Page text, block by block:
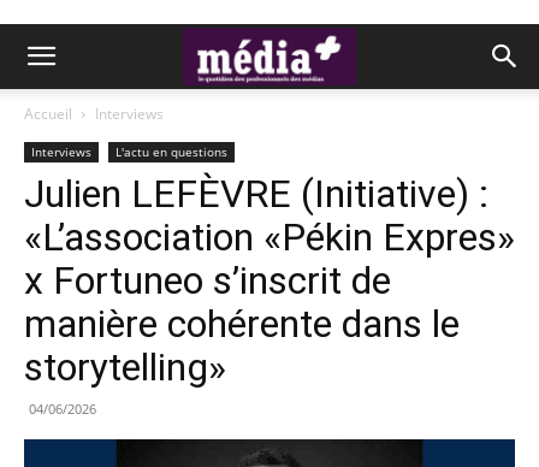
Accueil Interviews
Interviews L'actu en questions
Julien LEFÈVRE (Initiative) :
«L’association «Pékin Expres»
x Fortuneo s’inscrit de
manière cohérente dans le
storytelling»
04/06/2026